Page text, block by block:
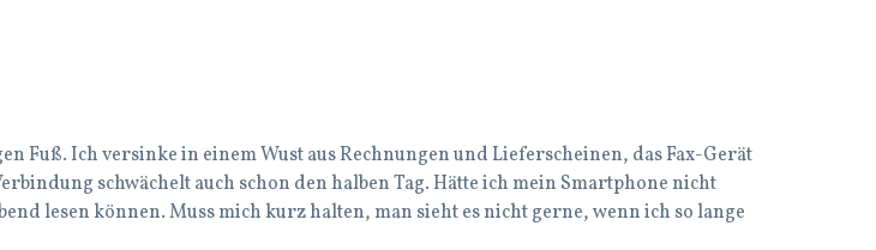
Fuß. Ich versinke in einem Wust aus Rechnungen und Lieferscheinen, das Fax-Gerät
schwächelt auch schon den halben Tag. Hätte ich mein Smartphone nicht
lesen können. Muss mich kurz halten, man sieht es nicht gerne, wenn ich so lange